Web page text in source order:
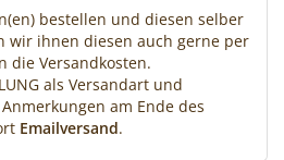
bestellen und diesen selber
wir ihnen diesen auch gerne per
die Versandkosten.
als Versandart und
am Ende des
Emailversand.